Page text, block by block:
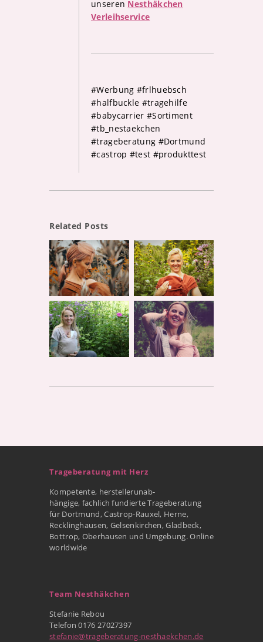
unseren Nesthäkchen
Verleihservice
#Werbung #frlhuebsch
#halfbuckle #tragehilfe
#babycarrier #Sortiment
#tb_nestaekchen
#trageberatung #Dortmund
#castrop #test #produkttest
Related Posts
Trageberatung mit Herz
Kompetente, herstellerunab-
hängige, fachlich fundierte Trageberatung
für Dortmund, Castrop-Rauxel, Herne,
Recklinghausen, Gelsenkirchen, Gladbeck,
Bottrop, Oberhausen und Umgebung. Online
worldwide
Team Nesthäkchen
Stefanie Rebou
Telefon 0176 27027397
stefanie@trageberatung-nesthaekchen.de